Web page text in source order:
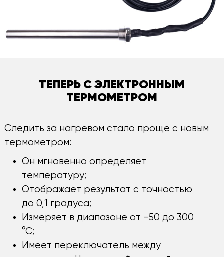
ТЕПЕРЬ С ЭЛЕКТРОННЫМ
ТЕРМОМЕТРОМ
Следить за нагревом стало проще с новым
термометром:
Он мгновенно определяет
температуру;
Отображает результат с точностью
до 0,1 градуса;
Измеряет в диапазоне от -50 до 300
°С;
Имеет переключатель между